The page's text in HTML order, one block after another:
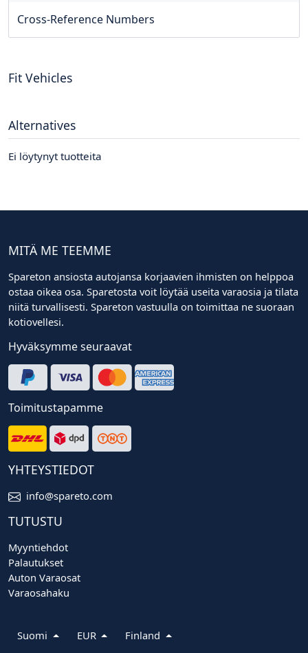
Cross-Reference Numbers
Fit Vehicles
Alternatives
Ei löytynyt tuotteita
MITÄ ME TEEMME
Spareton ansiosta autojansa korjaavien ihmisten on helppoa
ostaa oikea osa. Sparetosta voit löytää useita varaosia ja tilata
niitä turvallisesti. Spareton vastuulla on toimittaa ne suoraan
kotiovellesi.
Hyväksymme seuraavat
Toimitustapamme
YHTEYSTIEDOT
info@spareto.com
TUTUSTU
Myyntiehdot
Palautukset
Auton Varaosat
Varaosahaku
Suomi EUR Finland